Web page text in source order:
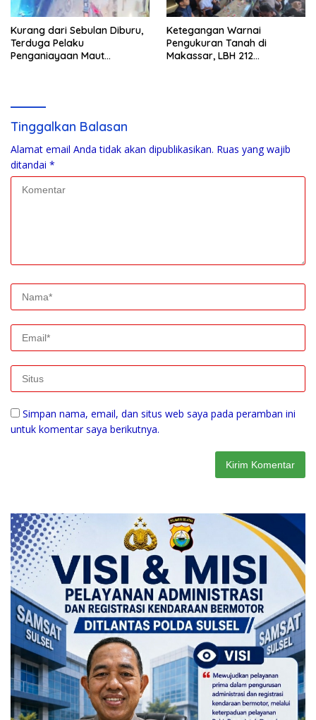
Kurang dari Sebulan Diburu,
Terduga Pelaku
Penganiayaan Maut
Ketegangan Warnai
Pengukuran Tanah di
Makassar, LBH 212
Tinggalkan Balasan
Alamat email Anda tidak akan dipublikasikan. Ruas yang wajib
ditandai *
Simpan nama, email, dan situs web saya pada peramban ini
untuk komentar saya berikutnya.